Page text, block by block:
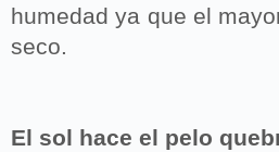
humedad ya que el
seco.
El sol hace el pelo